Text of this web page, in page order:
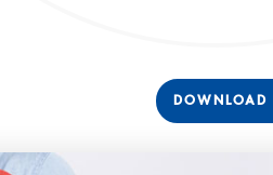
DOWNLOAD